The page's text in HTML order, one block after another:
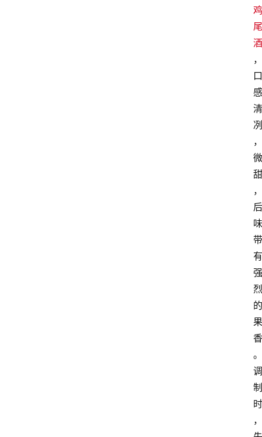
鸡
尾
酒
，
口
感
清
冽
，
微
甜
，
后
味
带
有
强
烈
的
果
香
。
调
制
时
，